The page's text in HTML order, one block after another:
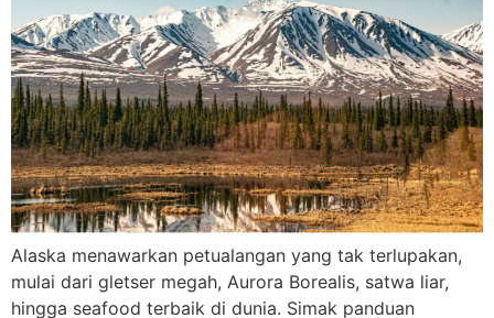
Alaska menawarkan petualangan yang tak terlupakan,
mulai dari gletser megah, Aurora Borealis, satwa liar,
hingga seafood terbaik di dunia. Simak panduan